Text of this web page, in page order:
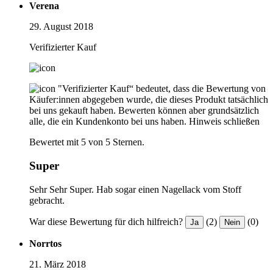
Verena
29. August 2018
Verifizierter Kauf
"Verifizierter Kauf“ bedeutet, dass die Bewertung von
Käufer:innen abgegeben wurde, die dieses Produkt tatsächlich
bei uns gekauft haben. Bewerten können aber grundsätzlich
alle, die ein Kundenkonto bei uns haben. Hinweis schließen
Bewertet mit 5 von 5 Sternen.
Super
Sehr Sehr Super. Hab sogar einen Nagellack vom Stoff
gebracht.
War diese Bewertung für dich hilfreich? Ja (2) Nein (0)
Norrtos
21. März 2018